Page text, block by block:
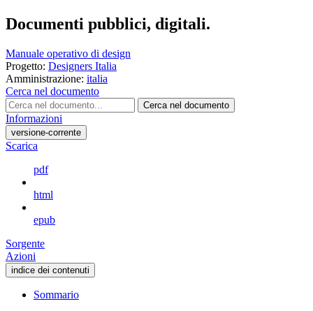
Documenti pubblici, digitali.
Manuale operativo di design
Progetto: Designers Italia
Amministrazione: italia
Cerca nel documento
Cerca nel documento
Informazioni
versione-corrente
Scarica
pdf
html
epub
Sorgente
Azioni
indice dei contenuti
Sommario